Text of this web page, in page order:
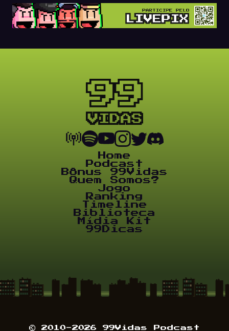
Home
Podcast
Bônus 99Vidas
Quem Somos?
Jogo
Ranking
Timeline
Biblioteca
Mídia Kit
99Dicas
© 2010-2026 99Vidas Podcast